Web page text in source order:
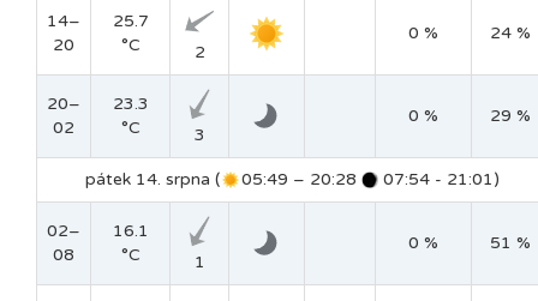
14–
20
25.7
°C
2
0 % 24 %
20–
02
23.3
°C
3
0 % 29 %
pátek 14. srpna ( 05:49 – 20:28 07:54 - 21:01)
02–
08
16.1
°C
1
0 % 51 %